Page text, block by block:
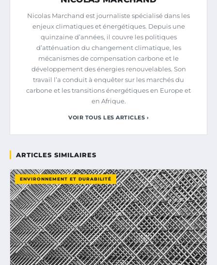
Nicolas Marchand est journaliste spécialisé dans les
enjeux climatiques et énergétiques. Depuis une
quinzaine d’années, il couvre les politiques
d’atténuation du changement climatique, les
mécanismes de compensation carbone et le
développement des énergies renouvelables. Son
travail l’a conduit à enquêter sur les marchés du
carbone et les transitions énergétiques en Europe et
en Afrique.
VOIR TOUS LES ARTICLES ›
ARTICLES SIMILAIRES
ENVIRONNEMENT ET DURABILITÉ